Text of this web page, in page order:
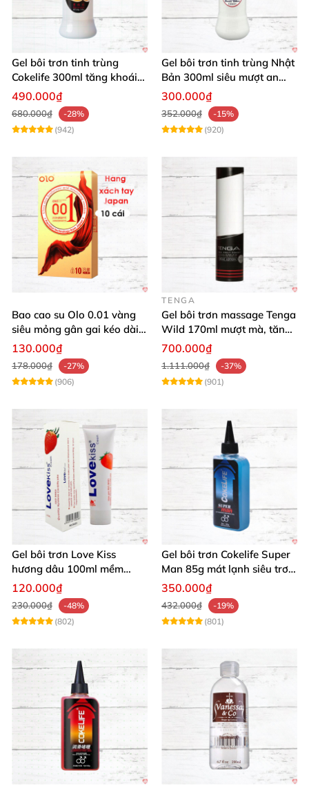
Gel bôi trơn tinh trùng
Cokelife 300ml tăng khoái
cảm, an toàn
490.000₫
680.000₫
-28%
(942)
Gel bôi trơn tinh trùng Nhật
Bản 300ml siêu mượt an
toàn cho yêu
300.000₫
352.000₫
-15%
(920)
Bao cao su Olo 0.01 vàng
siêu mỏng gân gai kéo dài
yêu đỉnh
130.000₫
178.000₫
-27%
(906)
TENGA
Gel bôi trơn massage Tenga
Wild 170ml mượt mà, tăng
khoái cảm
700.000₫
1.111.000₫
-37%
(901)
Gel bôi trơn Love Kiss
hương dâu 100ml mềm
mượt an toàn thơm
120.000₫
230.000₫
-48%
(802)
Gel bôi trơn Cokelife Super
Man 85g mát lạnh siêu trơn
an toàn
350.000₫
432.000₫
-19%
(801)